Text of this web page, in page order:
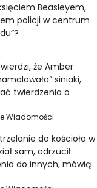
Beasleyem,
policji w centrum
że Amber
siniaki,
twierdzenia o
Wiadomości
do kościoła w
sam, odrzucił
do innych, mówią